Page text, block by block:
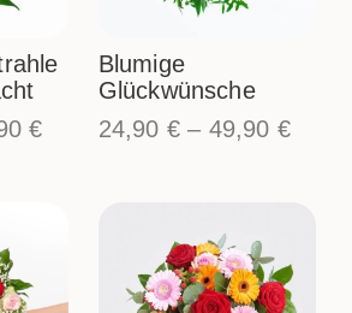
€
Blumige
Glückwünsche
24,90 €– 49,90 €